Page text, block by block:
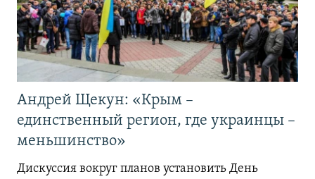
Андрей Щекун: «Крым –
единственный регион, где украинцы –
меньшинство»
Дискуссия вокруг планов установить День